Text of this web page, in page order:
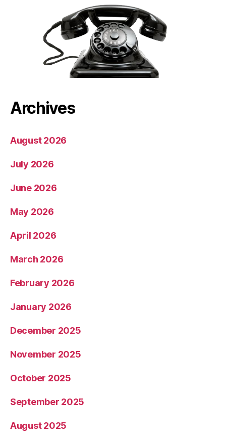
Archives
August 2026
July 2026
June 2026
May 2026
April 2026
March 2026
February 2026
January 2026
December 2025
November 2025
October 2025
September 2025
August 2025